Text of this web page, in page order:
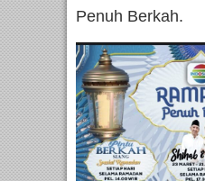
Penuh Berkah.